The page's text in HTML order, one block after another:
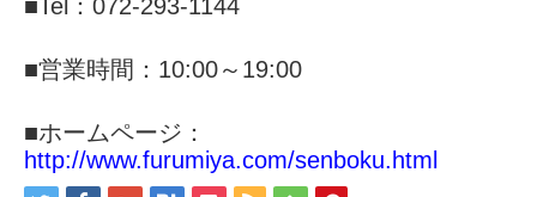
■Tel：072-293-1144
■営業時間：10:00～19:00
■ホームページ：
http://www.furumiya.com/senboku.html